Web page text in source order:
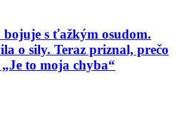
s ťažkým osudom.
o sily. Teraz priznal, prečo
to moja chyba“